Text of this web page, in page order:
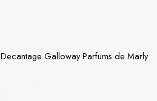
Decantage Galloway Parfums de Marly